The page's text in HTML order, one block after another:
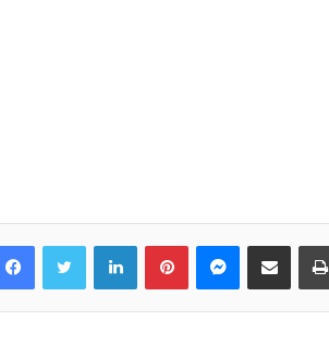
LinkedIn